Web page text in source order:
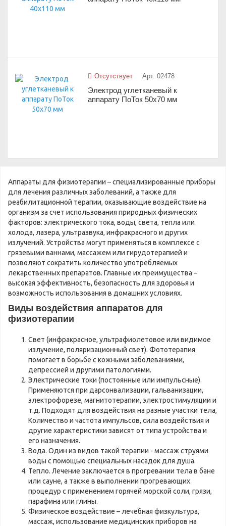
Отсутствует Арт. 02478
Электрод углетканевый к
аппарату ПоТок 50х70 мм
Аппараты для физиотерапии – специализированные приборы
для лечения различных заболеваний, а также для
реабилитационной терапии, оказывающие воздействие на
организм за счет использования природных физических
факторов: электрического тока, воды, света, тепла или
холода, лазера, ультразвука, инфракрасного и других
излучений. Устройства могут применяться в комплексе с
грязевыми ваннами, массажем или гирудотерапией и
позволяют сократить количество употребляемых
лекарственных препаратов. Главные их преимущества –
высокая эффективность, безопасность для здоровья и
возможность использования в домашних условиях.
Виды воздействия аппаратов для
физиотерапии
Свет (инфракрасное, ультрафиолетовое или видимое
излучение, поляризационный свет). Фототерапия
помогает в борьбе с кожными заболеваниями,
депрессией и другими патологиями.
Электрические токи (постоянные или импульсные).
Применяются при дарсонвализации, гальванизации,
электрофорезе, магнитотерапии, электростимуляции и
т.д. Подходят для воздействия на разные участки тела,
Количество и частота импульсов, сила воздействия и
другие характеристики зависят от типа устройства и
его назначения.
Вода. Один из видов такой терапии - массаж струями
воды с помощью специальных насадок для душа.
Тепло. Лечение заключается в прогревании тела в бане
или сауне, а также в выполнении прогревающих
процедур с применением горячей морской соли, грязи,
парафина или глины.
Физическое воздействие – лечебная физкультура,
массаж, использование медицинских приборов на